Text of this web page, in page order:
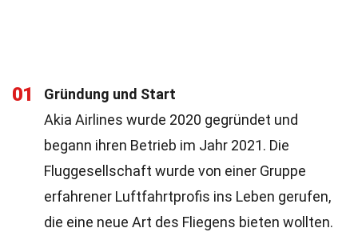
01
Gründung und Start
Akia Airlines wurde 2020 gegründet und
begann ihren Betrieb im Jahr 2021. Die
Fluggesellschaft wurde von einer Gruppe
erfahrener Luftfahrtprofis ins Leben gerufen,
die eine neue Art des Fliegens bieten wollten.